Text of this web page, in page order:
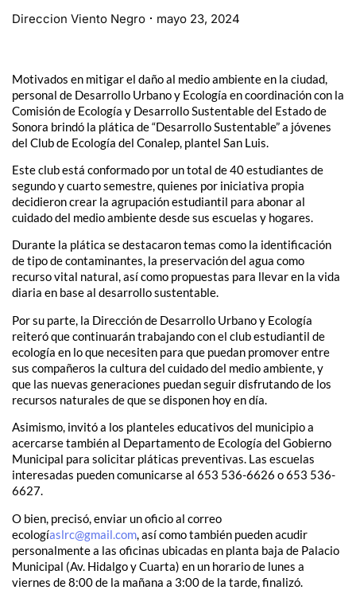
Direccion Viento Negro mayo 23, 2024
Motivados en mitigar el daño al medio ambiente en la ciudad,
personal de Desarrollo Urbano y Ecología en coordinación con la
Comisión de Ecología y Desarrollo Sustentable del Estado de
Sonora brindó la plática de “Desarrollo Sustentable” a jóvenes
del Club de Ecología del Conalep, plantel San Luis.
Este club está conformado por un total de 40 estudiantes de
segundo y cuarto semestre, quienes por iniciativa propia
decidieron crear la agrupación estudiantil para abonar al
cuidado del medio ambiente desde sus escuelas y hogares.
Durante la plática se destacaron temas como la identificación
de tipo de contaminantes, la preservación del agua como
recurso vital natural, así como propuestas para llevar en la vida
diaria en base al desarrollo sustentable.
Por su parte, la Dirección de Desarrollo Urbano y Ecología
reiteró que continuarán trabajando con el club estudiantil de
ecología en lo que necesiten para que puedan promover entre
sus compañeros la cultura del cuidado del medio ambiente, y
que las nuevas generaciones puedan seguir disfrutando de los
recursos naturales de que se disponen hoy en día.
Asimismo, invitó a los planteles educativos del municipio a
acercarse también al Departamento de Ecología del Gobierno
Municipal para solicitar pláticas preventivas. Las escuelas
interesadas pueden comunicarse al 653 536-6626 o 653 536-
6627.
O bien, precisó, enviar un oficio al correo
ecologíaslrc@gmail.com, así como también pueden acudir
personalmente a las oficinas ubicadas en planta baja de Palacio
Municipal (Av. Hidalgo y Cuarta) en un horario de lunes a
viernes de 8:00 de la mañana a 3:00 de la tarde, finalizó.